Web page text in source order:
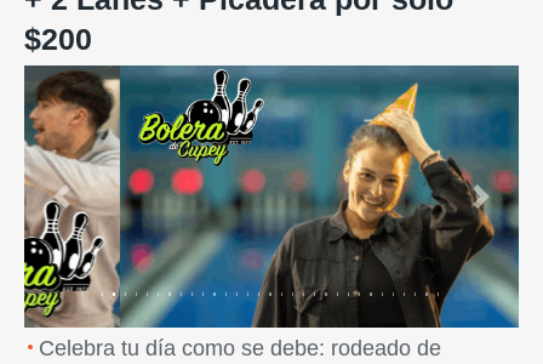
$200
Previous Next
Celebra tu día como se debe: rodeado de